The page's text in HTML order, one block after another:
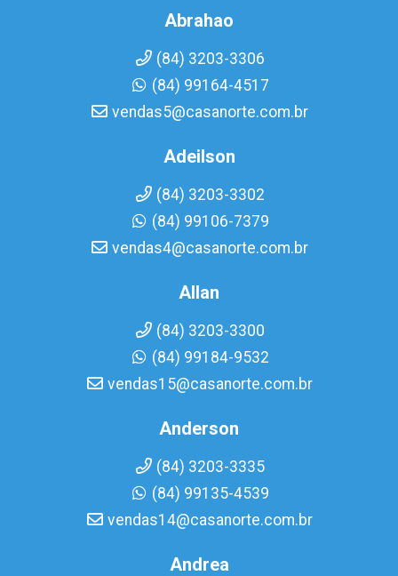
Abrahao
(84) 3203-3306
(84) 99164-4517
vendas5@casanorte.com.br
Adeilson
(84) 3203-3302
(84) 99106-7379
vendas4@casanorte.com.br
Allan
(84) 3203-3300
(84) 99184-9532
vendas15@casanorte.com.br
Anderson
(84) 3203-3335
(84) 99135-4539
vendas14@casanorte.com.br
Andrea